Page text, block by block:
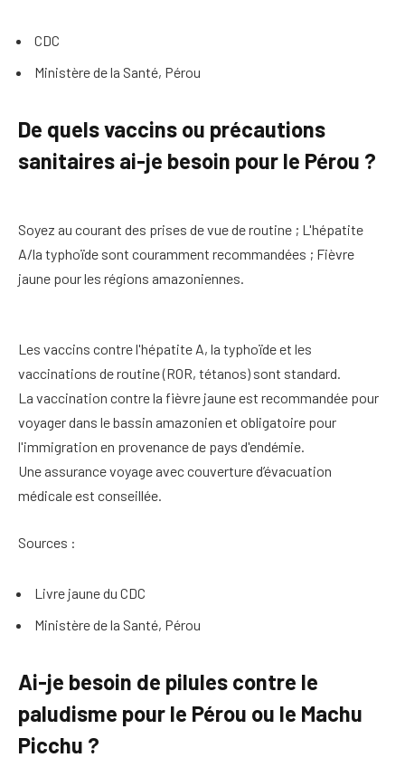
CDC
Ministère de la Santé, Pérou
De quels vaccins ou précautions
sanitaires ai-je besoin pour le Pérou ?
Soyez au courant des prises de vue de routine ; L'hépatite
A/la typhoïde sont couramment recommandées ; Fièvre
jaune pour les régions amazoniennes.
Les vaccins contre l'hépatite A, la typhoïde et les
vaccinations de routine (ROR, tétanos) sont standard.
La vaccination contre la fièvre jaune est recommandée pour
voyager dans le bassin amazonien et obligatoire pour
l'immigration en provenance de pays d'endémie.
Une assurance voyage avec couverture d’évacuation
médicale est conseillée.
Sources :
Livre jaune du CDC
Ministère de la Santé, Pérou
Ai-je besoin de pilules contre le
paludisme pour le Pérou ou le Machu
Picchu ?